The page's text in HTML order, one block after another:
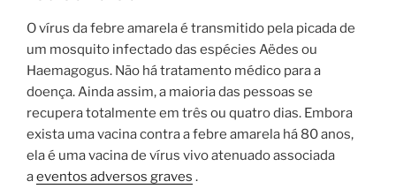
O vírus da febre amarela é transmitido pela picada de
um mosquito infectado das espécies Aëdes ou
Haemagogus. Não há tratamento médico para a
doença. Ainda assim, a maioria das pessoas se
recupera totalmente em três ou quatro dias. Embora
exista uma vacina contra a febre amarela há 80 anos,
ela é uma vacina de vírus vivo atenuado associada
aeventos adversos graves .